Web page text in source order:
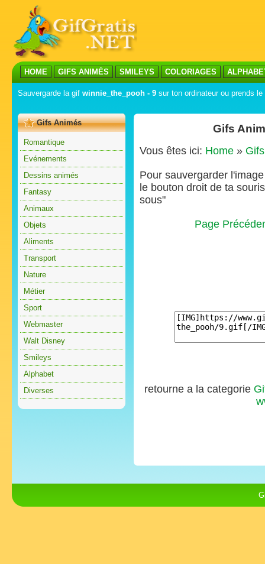
HOME GIFS ANIMÉS SMILEYS COLORIAGES
Sauvergarde la gif winnie_the_pooh - 9 sur ton ordinateur ou prends
Gifs Animés
Romantique
Evénements
Dessins animés
Fantasy
Animaux
Objets
Aliments
Transport
Nature
Métier
Sport
Webmaster
Walt Disney
Smileys
Alphabet
Diverses
Gifs
Vous êtes ici: Home »
Pour sauvergarder
le bouton droit de ta
sous"
Page
retourne a la categorie